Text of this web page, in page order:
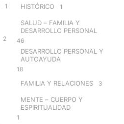
1
2
HISTÓRICO 1
SALUD – FAMILIA Y
DESARROLLO PERSONAL
46
DESARROLLO PERSONAL Y
AUTOAYUDA
18
FAMILIA Y RELACIONES 3
MENTE – CUERPO Y
ESPIRITUALIDAD
1